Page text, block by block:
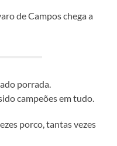
de Campos chega a
porrada.
campeões em tudo.
porco, tantas vezes